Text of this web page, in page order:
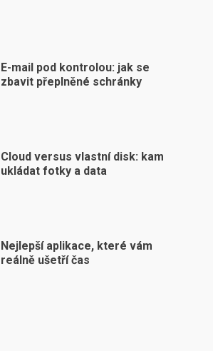
E-mail pod kontrolou: jak se
zbavit přeplněné schránky
Cloud versus vlastní disk: kam
ukládat fotky a data
Nejlepší aplikace, které vám
reálně ušetří čas